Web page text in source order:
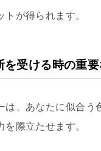
トが得られます。
を受ける時の重
は、あなたに似合う
際立たせます。